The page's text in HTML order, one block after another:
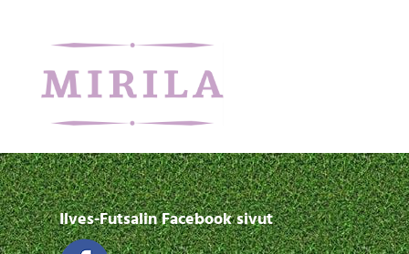
Ilves-Futsalin Facebook sivut